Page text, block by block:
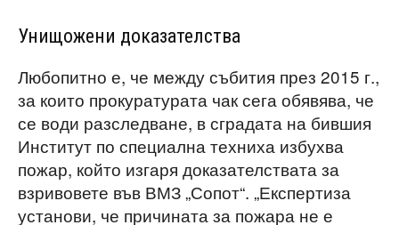
Унищожени доказателства
Любопитно е, че между събития през 2015 г.,
за които прокуратурата чак сега обявява, че
се води разследване, в сградата на бившия
Институт по специална техниха избухва
пожар, който изгаря доказателствата за
взривовете във ВМЗ „Сопот“. „Експертиза
установи, че причината за пожара не е